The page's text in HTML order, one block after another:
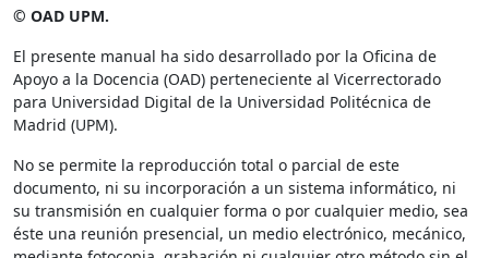
© OAD UPM.
El presente manual ha sido desarrollado por la Oficina de
Apoyo a la Docencia (OAD) perteneciente al Vicerrectorado
para Universidad Digital de la Universidad Politécnica de
Madrid (UPM).
No se permite la reproducción total o parcial de este
documento, ni su incorporación a un sistema informático, ni
su transmisión en cualquier forma o por cualquier medio, sea
éste una reunión presencial, un medio electrónico, mecánico,